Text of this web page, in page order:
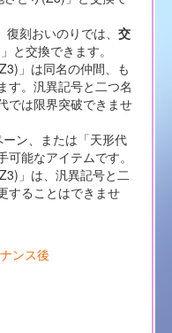
刻おいのりでは、 交
と交換できます。
」は同名の仲間、も
す。汎異記号と二つ名
では限界突破できませ
ン、または「天形代
能なアイテムです。
」は、汎異記号と二
することはできませ
ンス後